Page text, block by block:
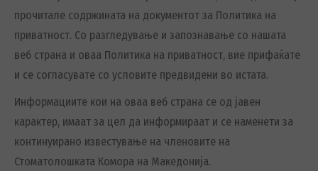
прочитале содржината на документот за Политика на
приватност. Со разгледување и запознавање со нашата
веб страна и оваа Политика на приватност, вие прифаќате
и се согласувате со условите предвидени во истата.
Информациите кои на оваа веб страна се од јавен
карактер, имаат за цел да информираат и се наменети за
континуирано известување на членовите на
Стоматолошката Комора на Македонија.